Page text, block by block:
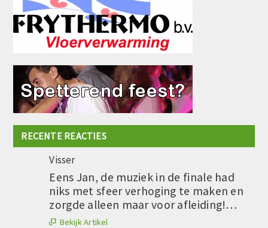
RECENTE REACTIES
Visser
Eens Jan, de muziek in de finale had
niks met sfeer verhoging te maken en
zorgde alleen maar voor afleiding!…
 Bekijk Artikel